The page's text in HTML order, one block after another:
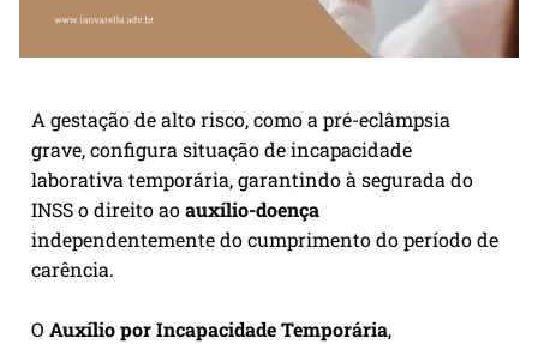
A gestação de alto risco, como a pré-eclâmpsia
grave, configura situação de incapacidade
laborativa temporária, garantindo à segurada do
INSS o direito aoauxílio-doença
independentemente do cumprimento do período de
carência.
O Auxílio por Incapacidade Temporária,